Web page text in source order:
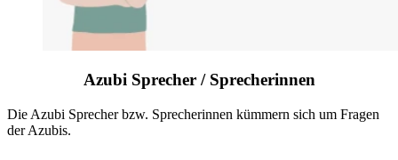
Azubi Sprecher / Sprecherinnen
Die Azubi Sprecher bzw. Sprecherinnen kümmern sich um Fragen
der Azubis.